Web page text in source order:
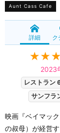
Aunt Cass Cafe
詳細 ク
2023
レストラン
サンフラ
映画『ベイマッ
の叔母）が経営